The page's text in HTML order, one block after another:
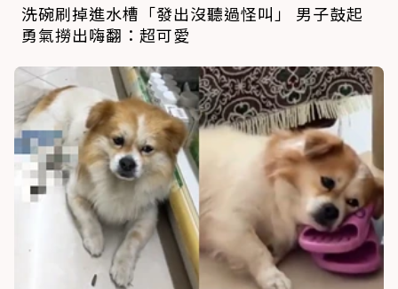
洗碗刷掉進水槽「發出沒聽過怪叫」 男子鼓起
勇氣撈出嗨翻：超可愛